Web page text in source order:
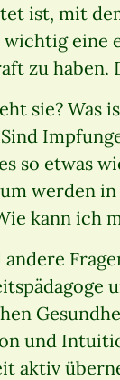
ist, mit
wichtig eine
zu haben.
sie? Was
so etwas
werden
kann ich
andere
und
aktiv